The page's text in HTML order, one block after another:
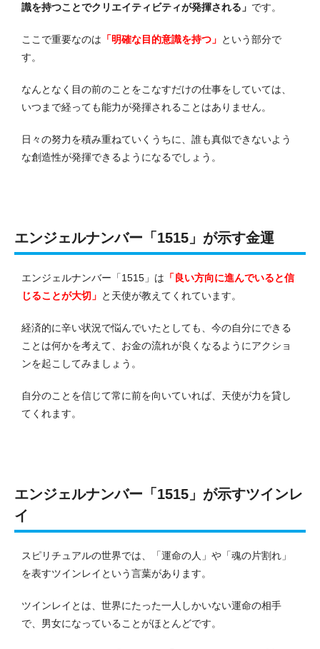
識を持つことでクリエイティビティが発揮される」 です。
ここで重要なのは 「明確な目的意識を持つ」 という部分で
す。
なんとなく目の前のことをこなすだけの仕事をしていては、
いつまで経っても能力が発揮されることはありません。
日々の努力を積み重ねていくうちに、誰も真似できないよう
な創造性が発揮できるようになるでしょう。
エンジェルナンバー「1515」が示す金運
エンジェルナンバー「1515」は 「良い方向に進んでいると信
じることが大切」 と天使が教えてくれています。
経済的に辛い状況で悩んでいたとしても、今の自分にできる
ことは何かを考えて、お金の流れが良くなるようにアクショ
ンを起こしてみましょう。
自分のことを信じて常に前を向いていれば、天使が力を貸し
てくれます。
エンジェルナンバー「1515」が示すツインレ
イ
スピリチュアルの世界では、「運命の人」や「魂の片割れ」
を表すツインレイという言葉があります。
ツインレイとは、世界にたった一人しかいない運命の相手
で、男女になっていることがほとんどです。